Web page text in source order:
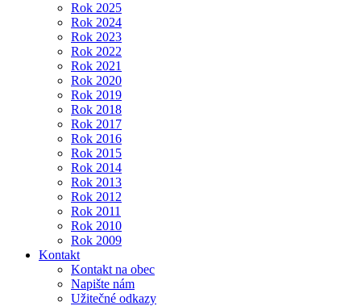
Rok 2025
Rok 2024
Rok 2023
Rok 2022
Rok 2021
Rok 2020
Rok 2019
Rok 2018
Rok 2017
Rok 2016
Rok 2015
Rok 2014
Rok 2013
Rok 2012
Rok 2011
Rok 2010
Rok 2009
Kontakt
Kontakt na obec
Napište nám
Užitečné odkazy